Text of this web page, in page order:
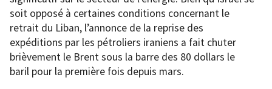
soit opposé à certaines conditions concernant le
retrait du Liban, l’annonce de la reprise des
expéditions par les pétroliers iraniens a fait chuter
brièvement le Brent sous la barre des 80 dollars le
baril pour la première fois depuis mars.